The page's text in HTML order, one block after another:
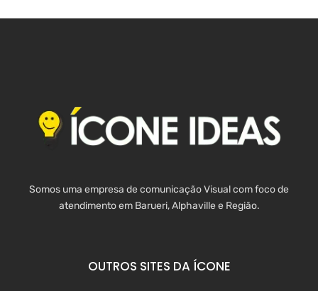
Somos uma empresa de comunicação Visual com foco de
atendimento em Barueri, Alphaville e Região.
OUTROS SITES DA ÍCONE